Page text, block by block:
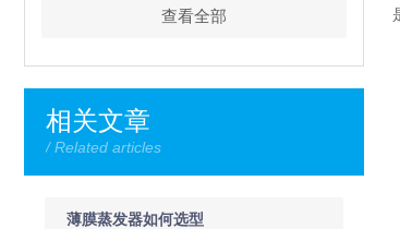
查看全部
相关文章
/ Related articles
薄膜蒸发器如何选型